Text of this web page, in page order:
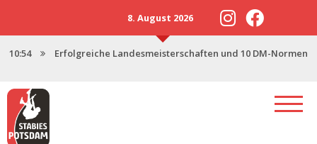
8. August 2026
10:54 Erfolgreiche Landesmeisterschaften und 10 DM-Normen